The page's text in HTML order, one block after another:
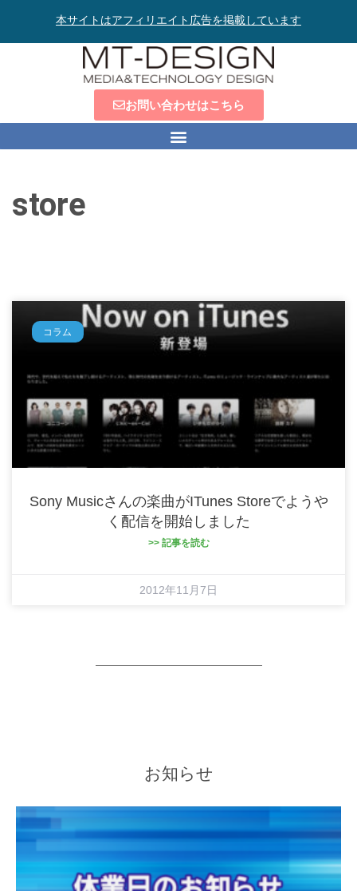
本サイトはアフィリエイト広告を掲載しています
お問い合わせはこちら
store
コラム
Sony Musicさんの楽曲がiTunes Storeでようや
く配信を開始しました
>> 記事を読む
2012年11月7日
お知らせ